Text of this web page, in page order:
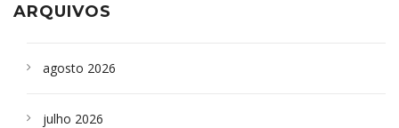
ARQUIVOS
agosto 2026
julho 2026